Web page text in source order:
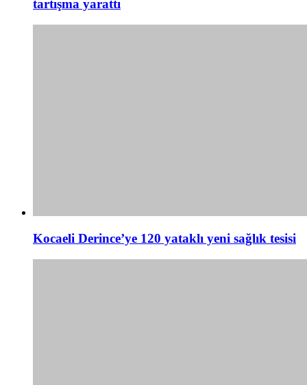
tartışma yarattı
Kocaeli Derince’ye 120 yataklı yeni sağlık tesisi